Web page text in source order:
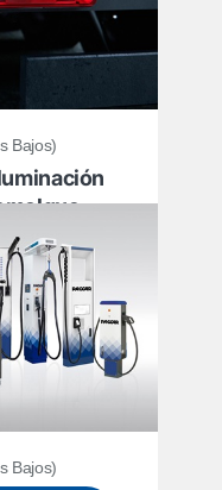
Bajos)
en la tienda
Bajos)